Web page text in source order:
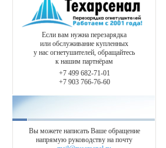
Если вам нужна перезарядка
или обслуживание купленных
у нас огнетушителей, обращайтесь
к нашим партнёрам
+7 499 682-71-01
+7 903 766-76-60
Вы можете написать Ваше обращение
напрямую руководству на почту